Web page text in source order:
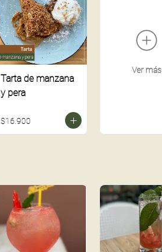
Tarta de manzana
y pera
$16.900
Ver más